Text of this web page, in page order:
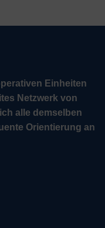
Einheiten
Netzwerk von
alle demselben
Orientierung an